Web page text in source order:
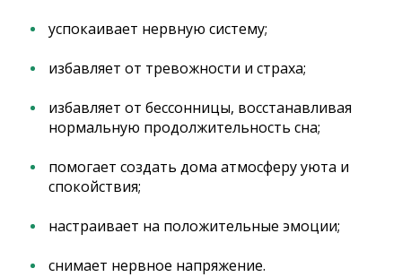
успокаивает нервную систему;
избавляет от тревожности и страха;
избавляет от бессонницы, восстанавливая
нормальную продолжительность сна;
помогает создать дома атмосферу уюта и
спокойствия;
настраивает на положительные эмоции;
снимает нервное напряжение.